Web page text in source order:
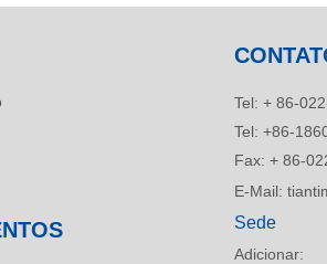
Tel: + 86-
Tel: +86-
Fax: + 86-
E-Mail:
Sede
Adicionar: